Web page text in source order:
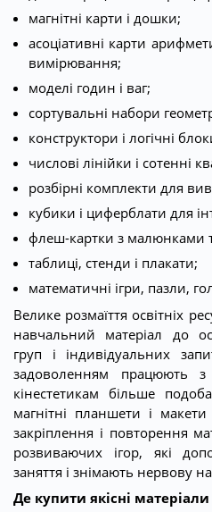
магнітні карти і дошки;
асоціативні карти
вимірювання;
моделі годин і ваг;
сортувальні набори
конструктори і логічні
числові лінійки і сотенні
розбірні комплекти для
кубики і циферблати для
флеш-картки з малюнками
таблиці, стенди і плакати;
математичні ігри, пазли,
Велике розмаїття освітніх
навчальний матеріал до
груп і індивідуальних
задоволенням працюють
кінестетикам більше
магнітні планшети і
закріплення і повторення
розвиваючих ігор, які
заняття і знімають нервову
Де купити якісні